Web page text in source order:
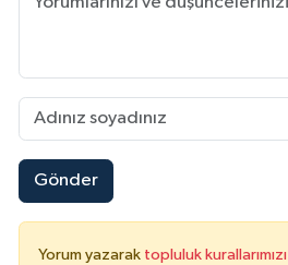
Gönder
Yorum yazarak topluluk kurallarımızı